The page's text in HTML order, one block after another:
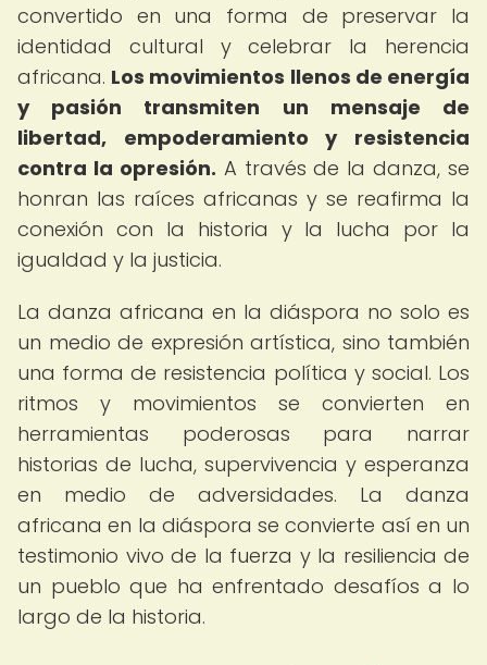
convertido en una forma de preservar la
identidad cultural y celebrar la herencia
africana. Los movimientos llenos de energía
y pasión transmiten un mensaje de
libertad, empoderamiento y resistencia
contra la opresión. A través de la danza, se
honran las raíces africanas y se reafirma la
conexión con la historia y la lucha por la
igualdad y la justicia.
La danza africana en la diáspora no solo es
un medio de expresión artística, sino también
una forma de resistencia política y social. Los
ritmos y movimientos se convierten en
herramientas poderosas para narrar
historias de lucha, supervivencia y esperanza
en medio de adversidades. La danza
africana en la diáspora se convierte así en un
testimonio vivo de la fuerza y ​​la resiliencia de
un pueblo que ha enfrentado desafíos a lo
largo de la historia.